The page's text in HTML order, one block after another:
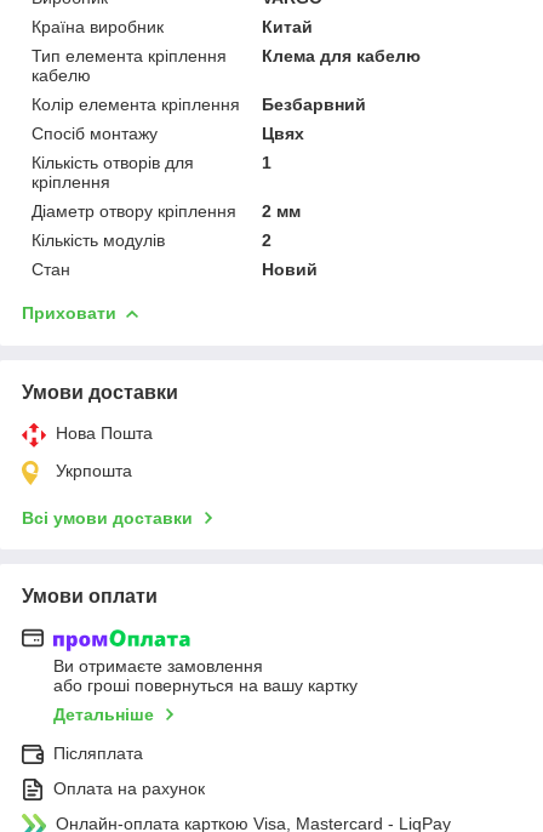
Країна виробник
Китай
Тип елемента кріплення
кабелю
Клема для кабелю
Колір елемента кріплення
Безбарвний
Спосіб монтажу
Цвях
Кількість отворів для
кріплення
1
Діаметр отвору кріплення
2 мм
Кількість модулів
2
Стан
Новий
Приховати
Умови доставки
Нова Пошта
Укрпошта
Всі умови доставки
Умови оплати
Ви отримаєте замовлення
або гроші повернуться на вашу картку
Детальніше
Післяплата
Оплата на рахунок
Онлайн-оплата карткою Visa, Mastercard - LiqPay